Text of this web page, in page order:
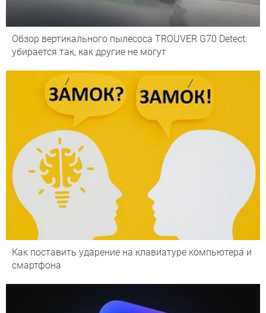
Обзор вертикального пылесоса TROUVER G70 Detect:
убирается так, как другие не могут
Как поставить ударение на клавиатуре компьютера и
смартфона